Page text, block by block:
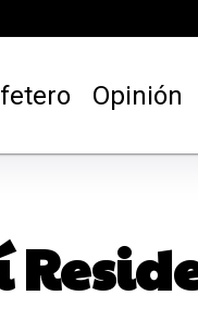
Opinión